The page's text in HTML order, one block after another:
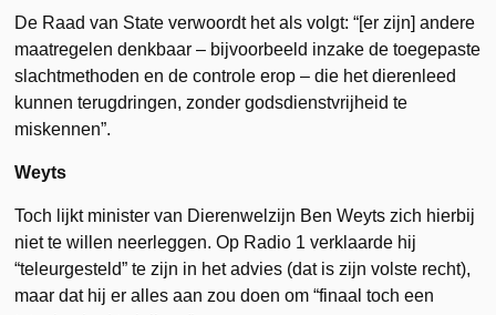
De Raad van State verwoordt het als volgt: “[er zijn] andere
maatregelen denkbaar – bijvoorbeeld inzake de toegepaste
slachtmethoden en de controle erop – die het dierenleed
kunnen terugdringen, zonder godsdienstvrijheid te
miskennen”.
Weyts
Toch lijkt minister van Dierenwelzijn Ben Weyts zich hierbij
niet te willen neerleggen. Op Radio 1 verklaarde hij
“teleurgesteld” te zijn in het advies (dat is zijn volste recht),
maar dat hij er alles aan zou doen om “finaal toch een